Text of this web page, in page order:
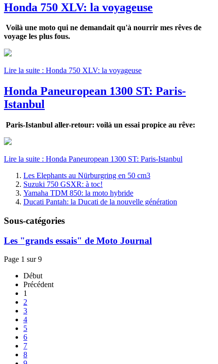
Honda 750 XLV: la voyageuse
Voilà une moto qui ne demandait qu'à nourrir mes rêves de
voyage les plus fous.
Lire la suite : Honda 750 XLV: la voyageuse
Honda Paneuropean 1300 ST: Paris-
Istanbul
Paris-Istanbul aller-retour: voilà un essai propice au rêve:
Lire la suite : Honda Paneuropean 1300 ST: Paris-Istanbul
Les Elephants au Nürburgring en 50 cm3
Suzuki 750 GSXR: à toc!
Yamaha TDM 850: la moto hybride
Ducati Pantah: la Ducati de la nouvelle génération
Sous-catégories
Les "grands essais" de Moto Journal
Page 1 sur 9
Début
Précédent
1
2
3
4
5
6
7
8